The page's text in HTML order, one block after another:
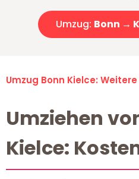
Umzug: Bonn →
Umzug Bonn Kielce:
Umziehen
Kielce: